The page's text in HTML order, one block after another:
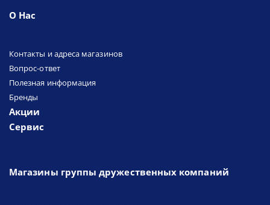
О Нас
Контакты и адреса магазинов
Вопрос-ответ
Полезная информация
Бренды
Акции
Сервис
Магазины группы дружественных компаний